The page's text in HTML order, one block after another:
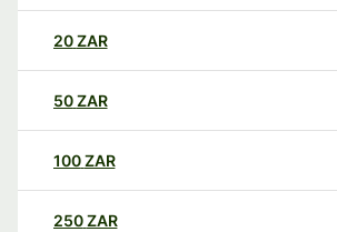
20ZAR
50ZAR
100ZAR
250ZAR